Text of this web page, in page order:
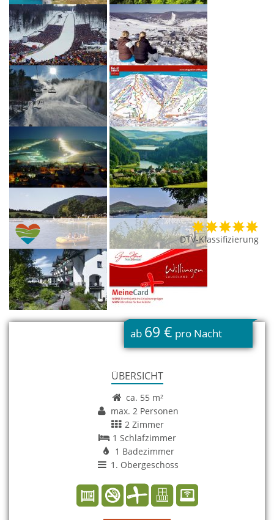
DTV-Klassifizierung
ab 69 € pro Nacht
ÜBERSICHT
ca. 55 m²
max. 2 Personen
2 Zimmer
1 Schlafzimmer
1 Badezimmer
1. Obergeschoss